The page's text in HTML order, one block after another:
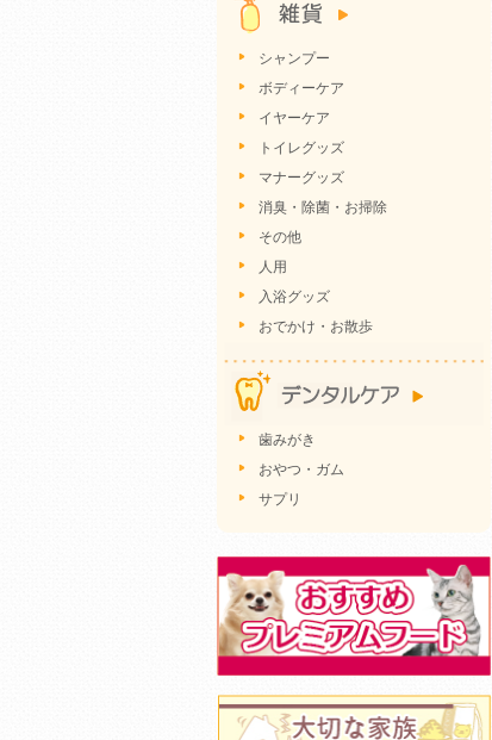
シャンプー
ボディーケア
イヤーケア
トイレグッズ
マナーグッズ
消臭・除菌・お掃除
その他
人用
入浴グッズ
おでかけ・お散歩
歯みがき
おやつ・ガム
サプリ